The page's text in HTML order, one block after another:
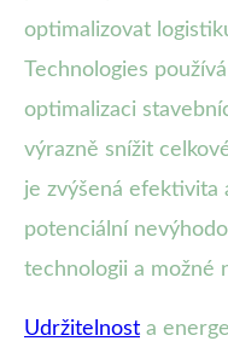
optimalizovat
Technologies
optimalizaci
výrazně snížit
je zvýšená efektivita
potenciální
technologii a možné
Udržitelnost a